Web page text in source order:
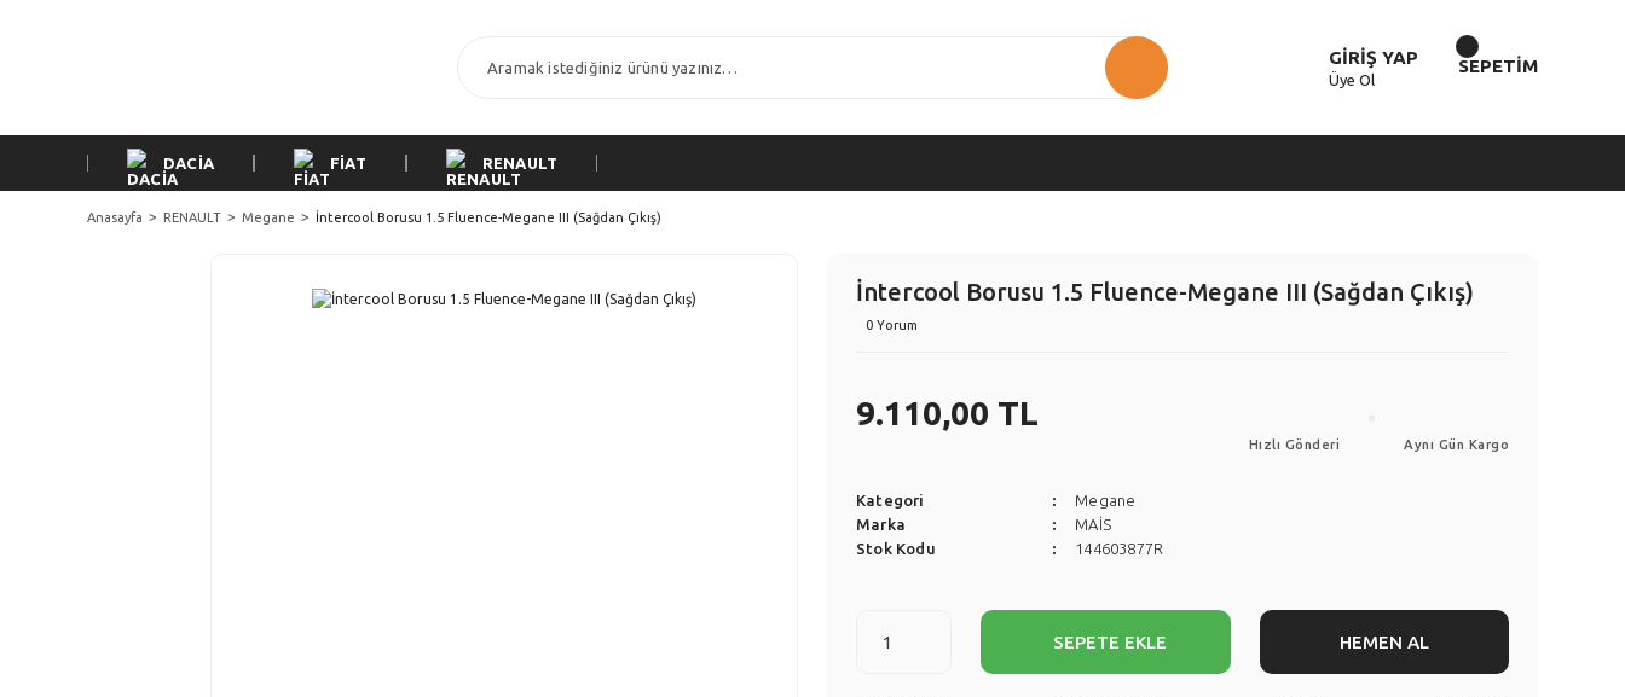
GİRİŞ YAP
Üye Ol
SEPETİM
DACİA FİAT RENAULT
Anasayfa RENAULT Megane İntercool Borusu 1.5 Fluence-Megane III (Sağdan Çıkış)
İntercool Borusu 1.5 Fluence-Megane III (Sağdan Çıkış)
0 Yorum
9.110,00 TL
Hızlı Gönderi Aynı Gün Kargo
Kategori
Megane
Marka
MAİS
Stok Kodu
144603877R
SEPETE EKLE HEMEN AL